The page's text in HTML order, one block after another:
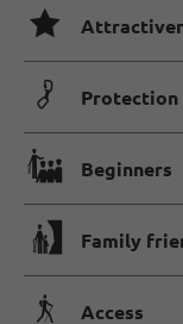
🞙
🟏 Protection
🐡 Beginners
🅟 Family
Access